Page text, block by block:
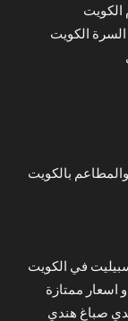
الكويت
الكويت
بالكويت
في الكويت
اسعار ممتازة
صباغ هندي